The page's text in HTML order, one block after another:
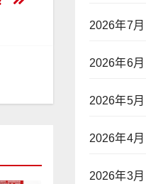
2026年7月
2026年6月
2026年5月
2026年4月
2026年3月